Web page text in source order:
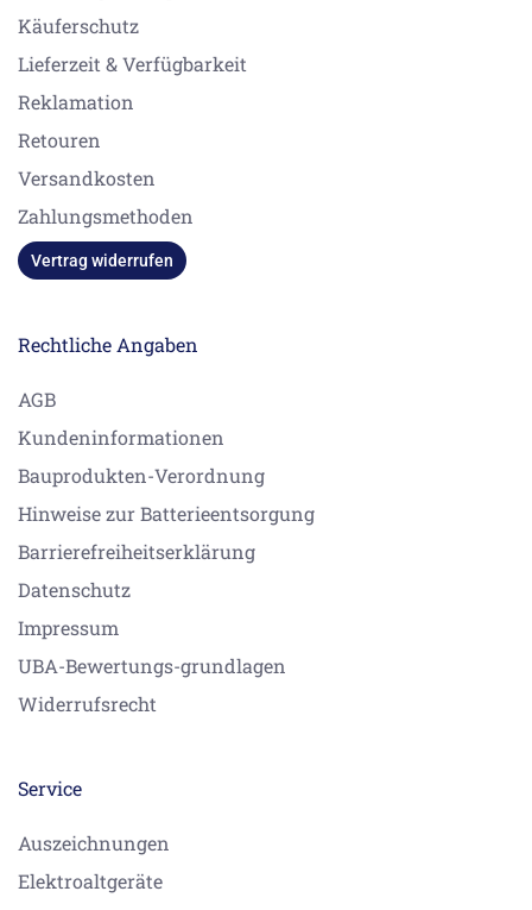
Käuferschutz
Lieferzeit & Verfügbarkeit
Reklamation
Retouren
Versandkosten
Zahlungsmethoden
Vertrag widerrufen
Rechtliche Angaben
AGB
Kundeninformationen
Bauprodukten-Verordnung
Hinweise zur Batterieentsorgung
Barrierefreiheitserklärung
Datenschutz
Impressum
UBA-Bewertungs-grundlagen
Widerrufsrecht
Service
Auszeichnungen
Elektroaltgeräte